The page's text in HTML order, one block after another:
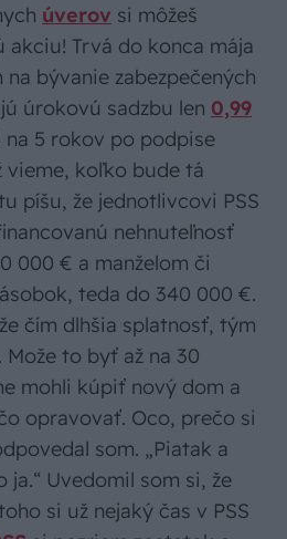
úverov si môžeš
akciu! Trvá do konca mája
bývanie zabezpečených
úrokovú sadzbu len 0,99
na 5 rokov po podpise
vieme, koľko bude tá
píšu, že jednotlivcovi PSS
nehnuteľnosť
000 € a manželom či
teda do 340 000 €.
čím dlhšia splatnosť, tým
to byť až na 30
mohli kúpiť nový dom a
opravovať. Oco, prečo si
som. „Piatak a
ja.“ Uvedomil som si, že
si už nejaký čas v PSS